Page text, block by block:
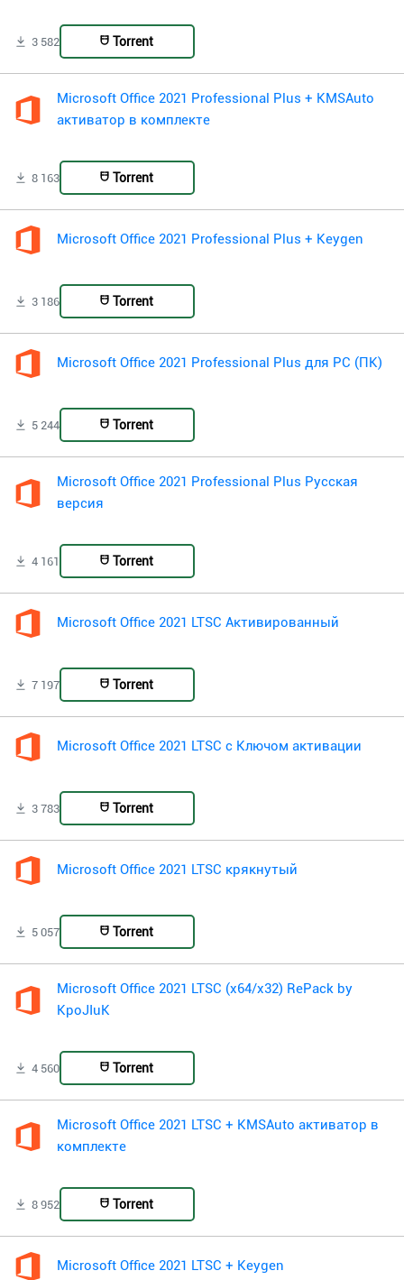
3 582 Torrent
Microsoft Office 2021 Professional Plus + KMSAuto
активатор в комплекте
8 163 Torrent
Microsoft Office 2021 Professional Plus + Keygen
3 186 Torrent
Microsoft Office 2021 Professional Plus для PC (ПК)
5 244 Torrent
Microsoft Office 2021 Professional Plus Русская
версия
4 161 Torrent
Microsoft Office 2021 LTSC Активированный
7 197 Torrent
Microsoft Office 2021 LTSC с Ключом активации
3 783 Torrent
Microsoft Office 2021 LTSC крякнутый
5 057 Torrent
Microsoft Office 2021 LTSC (x64/x32) RePack by
KpoJIuK
4 560 Torrent
Microsoft Office 2021 LTSC + KMSAuto активатор в
комплекте
8 952 Torrent
Microsoft Office 2021 LTSC + Keygen